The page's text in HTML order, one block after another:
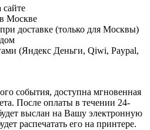
Москве
доставке (только для Москвы)
(Яндекс Деньги, Qiwi, Paypal,
события, доступна мгновенная
. После оплаты в течении 24-
выслан на Вашу электронную
распечатать его на принтере.